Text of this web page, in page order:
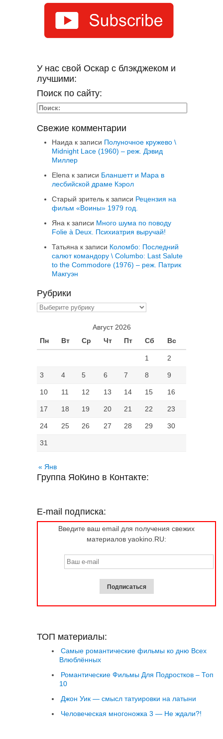
У нас свой Оскар с блэкджеком и
лучшими:
Поиск по сайту:
Свежие комментарии
Наида к записи Полуночное кружево \
Midnight Lace (1960) – реж. Дэвид
Миллер
Elena к записи Бланшетт и Мара в
лесбийской драме Кэрол
Старый зритель к записи Рецензия на
фильм «Воины» 1979 год.
Яна к записи Много шума по поводу
Folie à Deux. Психиатрия выручай!
Татьяна к записи Коломбо: Последний
салют командору \ Columbo: Last Salute
to the Commodore (1976) – реж. Патрик
Макгуэн
Рубрики
Рубрики
Август 2026
Пн
Вт Ср Чт Пт Сб Вс
1 2
3 4 5 6 7 8 9
10 11 12 13 14 15 16
17 18 19 20 21 22 23
24 25 26 27 28 29 30
31
« Янв
Группа ЯоКино в Контакте:
E-mail подписка:
Введите ваш email для получения свежих
материалов yaokino.RU:
ТОП материалы:
Самые романтические фильмы ко дню Всех
Влюблённых
Романтические Фильмы Для Подростков – Топ
10
Джон Уик — смысл татуировки на латыни
Человеческая многоножка 3 — Не ждали?!